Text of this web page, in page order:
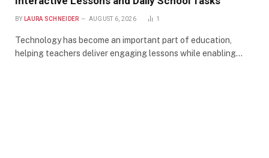
BY LAURA SCHNEIDER AUGUST 6, 2026 1
Technology has become an important part of education,
helping teachers deliver engaging lessons while enabling…